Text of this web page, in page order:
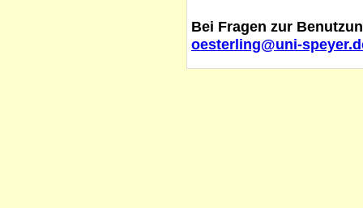
Bei Fragen zur
oesterling@uni-